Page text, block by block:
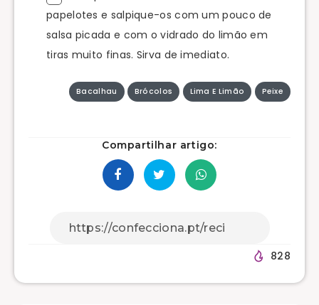
papelotes e salpique-os com um pouco de
salsa picada e com o vidrado do limão em
tiras muito finas. Sirva de imediato.
Bacalhau Brócolos Lima E Limão Peixe
Compartilhar artigo:
828